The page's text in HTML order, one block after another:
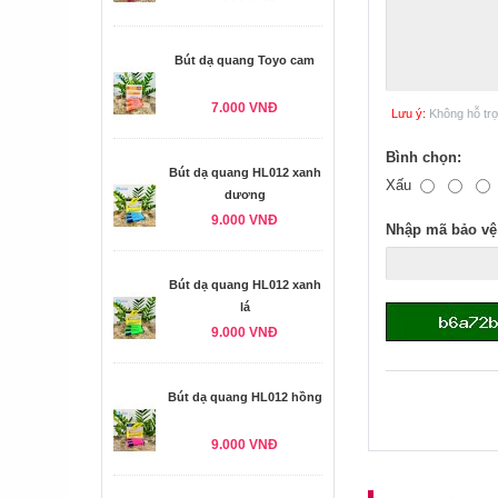
Bút dạ quang Toyo cam
7.000 VNĐ
Bút dạ quang HL012 xanh
dương
9.000 VNĐ
Bút dạ quang HL012 xanh
lá
9.000 VNĐ
Bút dạ quang HL012 hồng
9.000 VNĐ
Lưu ý: Không hỗ
Bình chọn:
Xấu
Nhập mã bảo